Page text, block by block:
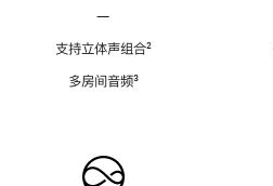
—
支持立体声组合脚
²
多房间音频脚
³